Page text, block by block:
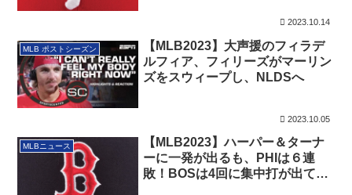
2023.10.14
MLB ポストシーズン
【MLB2023】大声援のフィラデ
ルフィア、フィリーズがマーリン
ズをスウィープし、NLDSへ
2023.10.05
MLBニュース
【MLB2023】ハーパー＆ターナ
ーに一発が出るも、PHIは６連
敗！BOSは4回に集中打が出て8